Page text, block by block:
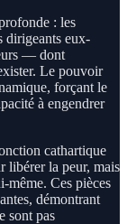
: les
dirigeants eux-
— dont
Le pouvoir
forçant le
à engendrer
cathartique
libérer la peur, mais
même. Ces pièces
démontrant
sont pas